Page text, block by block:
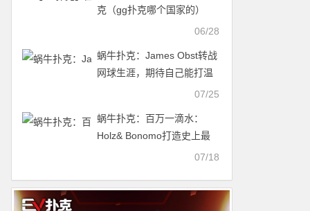
克（gg扑克哪个国家的）
06/28
蜗牛扑克：James Obst转战
网球生涯，期待自己能打温
07/25
蜗牛扑克：百万一滴水：
Holz& Bonomo打造史上最
07/18